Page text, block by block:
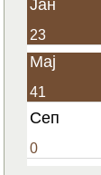
Јан
23
Мај
41
Сеп
0